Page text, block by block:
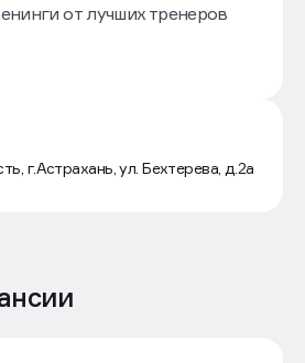
от лучших тренеров
г.Астрахань, ул. Бехтерева, д.2а